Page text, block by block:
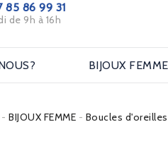
85 86 99 31
de 9h à 16h
BIJOUX FEMME
BIJOUX FEMME Boucles